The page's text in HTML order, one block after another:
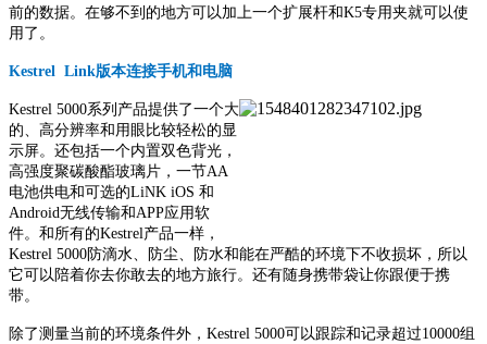
前的数据。在够不到的地方可以加上一个扩展杆和K5专用夹就可以使
用了。
Kestrel Link版本连接手机和电脑
Kestrel 5000系列产品提供了一个大
的、高分辨率和用眼比较轻松的显
示屏。还包括一个内置双色背光，
高强度聚碳酸酯玻璃片，一节AA
电池供电和可选的LiNK iOS 和
Android无线传输和APP应用软
件。和所有的Kestrel产品一样，
Kestrel 5000防滴水、防尘、防水和能在严酷的环境下不收损坏，所以
它可以陪着你去你敢去的地方旅行。还有随身携带袋让你跟便于携
带。
除了测量当前的环境条件外，Kestrel 5000可以跟踪和记录超过10000组